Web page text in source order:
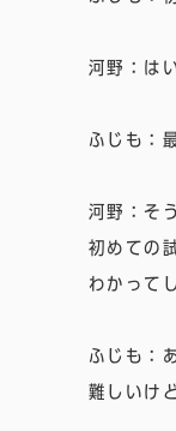
河野：は
ふじも：
河野：そ
初めての
わかって
ふじも：
難しいけ